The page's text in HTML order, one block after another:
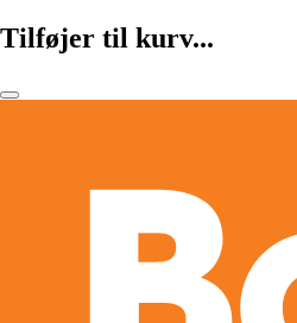
Tilføjer til kurv...